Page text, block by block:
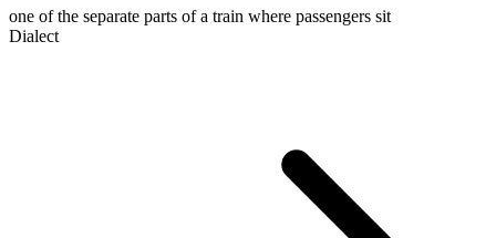
one of the separate parts of a train where passengers sit
Dialect